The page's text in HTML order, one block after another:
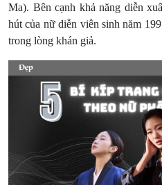
Ma). Bên cạnh khả năng diễn
hút của nữ diễn viên sinh năm
trong lòng khán giả.